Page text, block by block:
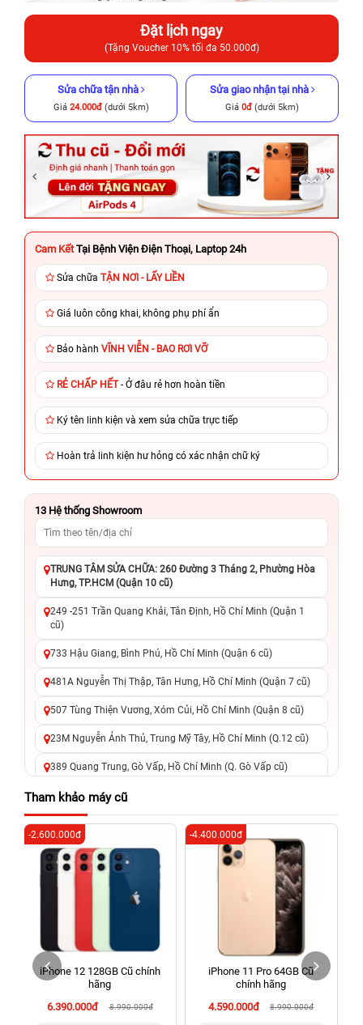
Đặt lịch ngay
(Tặng Voucher 10% tối đa 50.000đ)
Sửa chữa tận nhà
Giá 24.000đ(dưới 5km)
Sửa giao nhận tại nhà
Giá 0đ (dưới 5km)
Cam Kết Tại Bệnh Viện Điện Thoại, Laptop 24h
Sửa chữa TẬN NƠI - LẤY LIỀN
Giá luôn công khai, không phụ phí ẩn
Bảo hành VĨNH VIỄN - BAO RƠI VỠ
RẺ CHẤP HẾT- Ở đâu rẻ hơn hoàn tiền
Ký tên linh kiện và xem sửa chữa trực tiếp
Hoàn trả linh kiện hư hỏng có xác nhận chữ ký
13 Hệ thống Showroom
TRUNG TÂM SỬA CHỮA: 260 Đường 3 Tháng 2, Phường Hòa
Hưng, TP.HCM (Quận 10 cũ)
249 -251 Trần Quang Khải, Tân Định, Hồ Chí Minh (Quận 1
cũ)
733 Hậu Giang, Bình Phú, Hồ Chí Minh (Quận 6 cũ)
481A Nguyễn Thị Thập, Tân Hưng, Hồ Chí Minh (Quận 7 cũ)
507 Tùng Thiện Vương, Xóm Củi, Hồ Chí Minh (Quận 8 cũ)
23M Nguyễn Ảnh Thủ, Trung Mỹ Tây, Hồ Chí Minh (Q.12 cũ)
389 Quang Trung, Gò Vấp, Hồ Chí Minh (Q. Gò Vấp cũ)
625 - 625A Âu Cơ, Tân Phú, Hồ Chí Minh (Quận Tân Phú cũ)
326 Lê Văn Việt, Tăng Nhơn Phú, Hồ Chí Minh (Q.9 TP. Thủ
Đức cũ)
256 Võ Văn Ngân, Thủ Đức, Hồ Chí Minh (Bình Thọ, TP. Thủ
70 Nguyễn An Ninh, Dĩ An, Hồ Chí Minh (Bình Dương Cũ)
24h Vũng Tàu: 162A Ba Cu, Vũng Tàu, Hồ Chí Minh (TP. Vũng
Tàu cũ)
198 Hoàng Văn Thụ, Tân Sơn Nhất, Hồ Chí Minh (Tân Bình
Tham khảo máy cũ
iPhone 12 128GB Cũ chính
hãng
6.390.000đ
8.990.000đ
-2.600.000đ
iPhone 11 Pro 64GB Cũ
chính hãng
4.590.000đ
8.990.000đ
-4.400.000đ